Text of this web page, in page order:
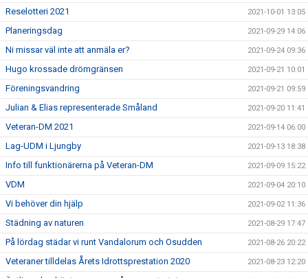
Reselotteri 2021 2021-10-01 13:05
Planeringsdag 2021-09-29 14:06
Ni missar väl inte att anmäla er? 2021-09-24 09:36
Hugo krossade drömgränsen 2021-09-21 10:01
Föreningsvandring 2021-09-21 09:59
Julian & Elias representerade Småland 2021-09-20 11:41
Veteran-DM 2021 2021-09-14 06:00
Lag-UDM i Ljungby 2021-09-13 18:38
Info till funktionärerna på Veteran-DM 2021-09-09 15:22
VDM 2021-09-04 20:10
Vi behöver din hjälp 2021-09-02 11:36
Städning av naturen 2021-08-29 17:47
På lördag städar vi runt Vandalorum och Osudden 2021-08-26 20:22
Veteraner tilldelas Årets Idrottsprestation 2020 2021-08-23 12:20